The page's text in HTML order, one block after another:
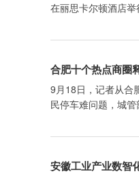
在丽思卡尔顿酒店
合肥十个热点商圈
9月18日，记者从合
民停车难问题，城
安徽工业产业数智